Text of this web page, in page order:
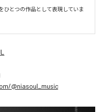
ひとつの作品として表現していま
@niasoul_music